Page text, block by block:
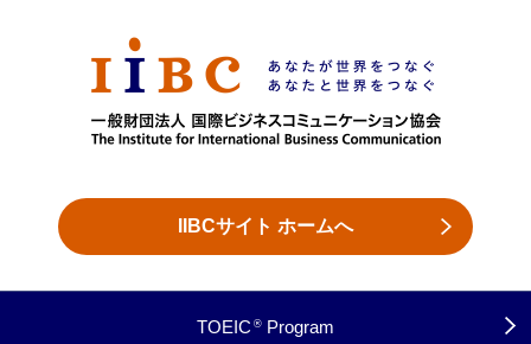
IIBCサイト ホームへ
TOEIC ® Program